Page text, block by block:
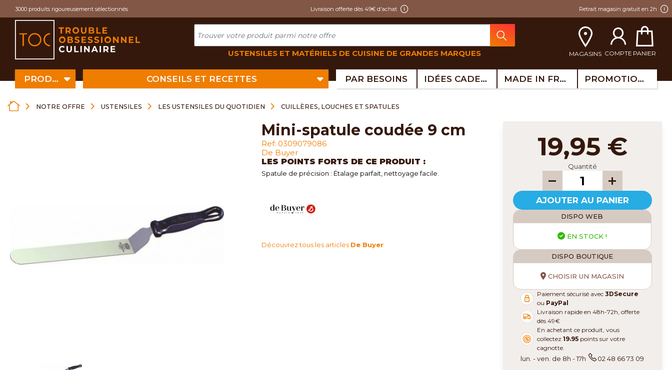
3000 produits rigoureusement sélectionnés Livraison offerte dès 49€ d'achat Retrait magasin gratuit en 2h
USTENSILES ET MATÉRIELS DE CUISINE DE GRANDES MARQUES MAGASINS COMPTE PANIER
PRODUITS CONSEILS ET RECETTES PAR BESOINS IDÉES CADEAUX MADE IN FRANCE PROMOTIONS
NOTRE OFFRE USTENSILES LES USTENSILES DU QUOTIDIEN CUILLÈRES, LOUCHES ET SPATULES
mini-spatule coudée 9 cm
Ref: 0309079086
De Buyer
LES POINTS FORTS DE CE PRODUIT :
Spatule de précision : Étalage parfait, nettoyage facile.
Découvrez tous les articles De Buyer
19,95 €
Quantité
AJOUTER AU PANIER
DISPO WEB
EN STOCK !
DISPO BOUTIQUE
CHOISIR UN MAGASIN
Paiement sécurisé avec3DSecure
ou PayPal
Livraison rapide en 48h-72h, offerte
dès 49€
En achetant ce produit, vous
collectez19.95 points sur votre
cagnotte.
lun. - ven. de 8h - 17h 02 48 66 73 09